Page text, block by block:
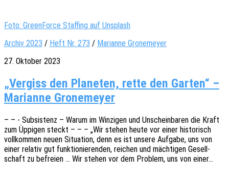
Foto: GreenForce Staffing auf Unsplash
Archiv 2023 / Heft Nr. 273 / Marianne Gronemeyer
27. Oktober 2023
„Vergiss den Planeten, rette den Garten“ –
Marianne Gronemeyer
– – - Subsis­tenz – Warum im Winzi­gen und Unschein­ba­ren die Kraft
zum Üppi­gen steckt – – – „Wir stehen heute vor einer histo­risch
voll­kom­men neuen Situa­ti­on, denn es ist unsere Aufga­be, uns von
einer rela­tiv gut funk­tio­nie­ren­den, reichen und mäch­ti­gen Gesell­
schaft zu befrei­en … Wir stehen vor dem Problem, uns von einer…